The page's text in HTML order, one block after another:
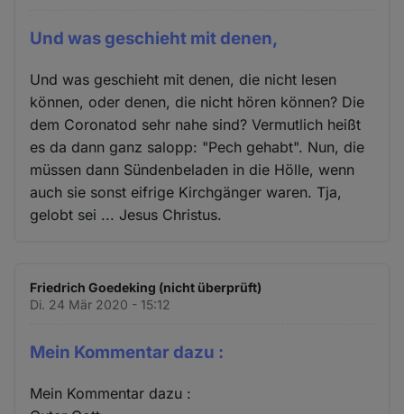
Und was geschieht mit denen,
Und was geschieht mit denen, die nicht lesen
können, oder denen, die nicht hören können? Die
dem Coronatod sehr nahe sind? Vermutlich heißt
es da dann ganz salopp: "Pech gehabt". Nun, die
müssen dann Sündenbeladen in die Hölle, wenn
auch sie sonst eifrige Kirchgänger waren. Tja,
gelobt sei ... Jesus Christus.
Friedrich Goedeking (nicht überprüft)
Di. 24 Mär 2020 - 15:12
Mein Kommentar dazu :
Mein Kommentar dazu :